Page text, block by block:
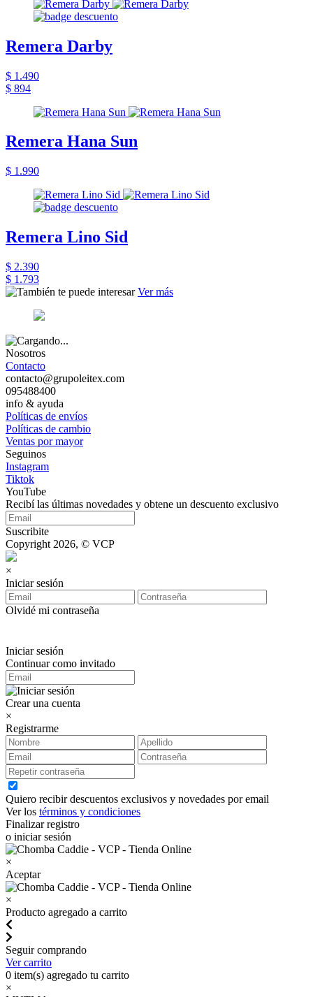
Remera Darby
$ 1.490
$ 894
Remera Hana Sun
$ 1.990
Remera Lino Sid
$ 2.390
$ 1.793
Ver más
Nosotros
Contacto
contacto@grupoleitex.com
095488400
info & ayuda
Políticas de envíos
Políticas de cambio
Ventas por mayor
Seguinos
Instagram
Tiktok
YouTube
Recibí las últimas novedades y obtene un descuento exclusivo
Suscribite
Copyright 2026, © VCP
×
Iniciar sesión
Olvidé mi contraseña
Iniciar sesión
Continuar como invitado
Crear una cuenta
×
Registrarme
Quiero recibir descuentos exclusivos y novedades por email
Ver los términos y condiciones
Finalizar registro
o iniciar sesión
×
Aceptar
×
Producto agregado a carrito
Seguir comprando
Ver carrito
0 item(s) agregado tu carrito
×